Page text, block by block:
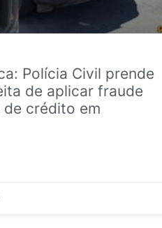
Polícia Civil prende
de aplicar fraude
crédito em